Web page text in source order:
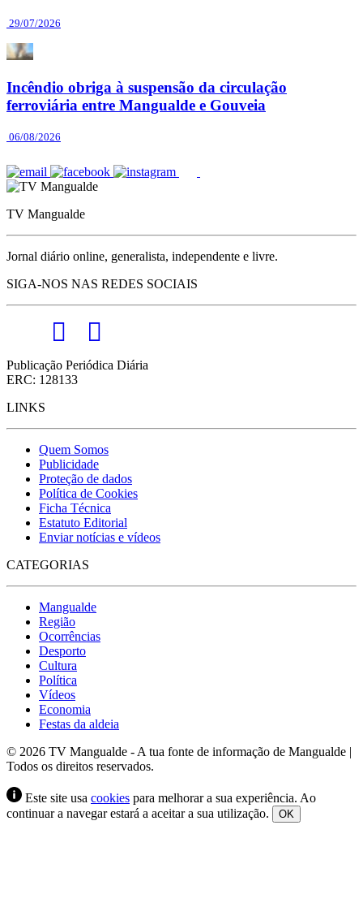
29/07/2026
Incêndio obriga à suspensão da circulação
ferroviária entre Mangualde e Gouveia
06/08/2026
TV Mangualde
Jornal diário online, generalista, independente e livre.
SIGA-NOS NAS REDES SOCIAIS
Publicação Periódica Diária
ERC: 128133
LINKS
Quem Somos
Publicidade
Proteção de dados
Política de Cookies
Ficha Técnica
Estatuto Editorial
Enviar notícias e vídeos
CATEGORIAS
Mangualde
Região
Ocorrências
Desporto
Cultura
Política
Vídeos
Economia
Festas da aldeia
© 2026 TV Mangualde - A tua fonte de informação de Mangualde |
Todos os direitos reservados.
Este site usa cookies para melhorar a sua experiência. Ao
continuar a navegar estará a aceitar a sua utilização.
OK